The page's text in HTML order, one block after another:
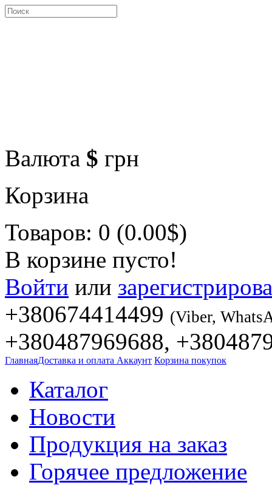
Валюта $ грн
Корзина
Товаров: 0 (0.00$)
В корзине пусто!
Войти или
+380674414499 (Viber,
+380487969688,
ГлавнаяДоставка и оплата Аккаунт Корзина покупок
Каталог
Новости
Продукция на заказ
Горячее предложение